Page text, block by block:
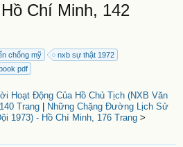
Chí Minh, 142
chống mỹ
nxb sự thật 1972
pdf
Hoạt Động Của Hồ Chủ Tịch (NXB Văn
Trang|
Những Chặng Đường Lịch Sử
1973) - Hồ Chí Minh, 176 Trang >